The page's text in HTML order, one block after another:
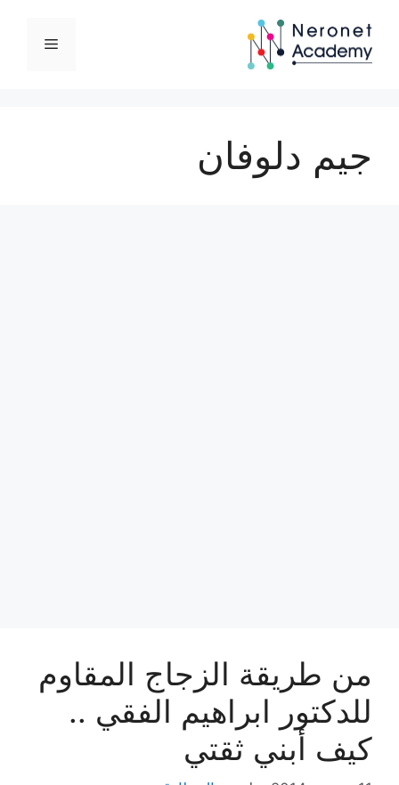
المحتوى
القائمة
جيم دلوفان
من طريقة الزجاج المقاوم
للدكتور ابراهيم الفقي ..
كيف أبني ثقتي